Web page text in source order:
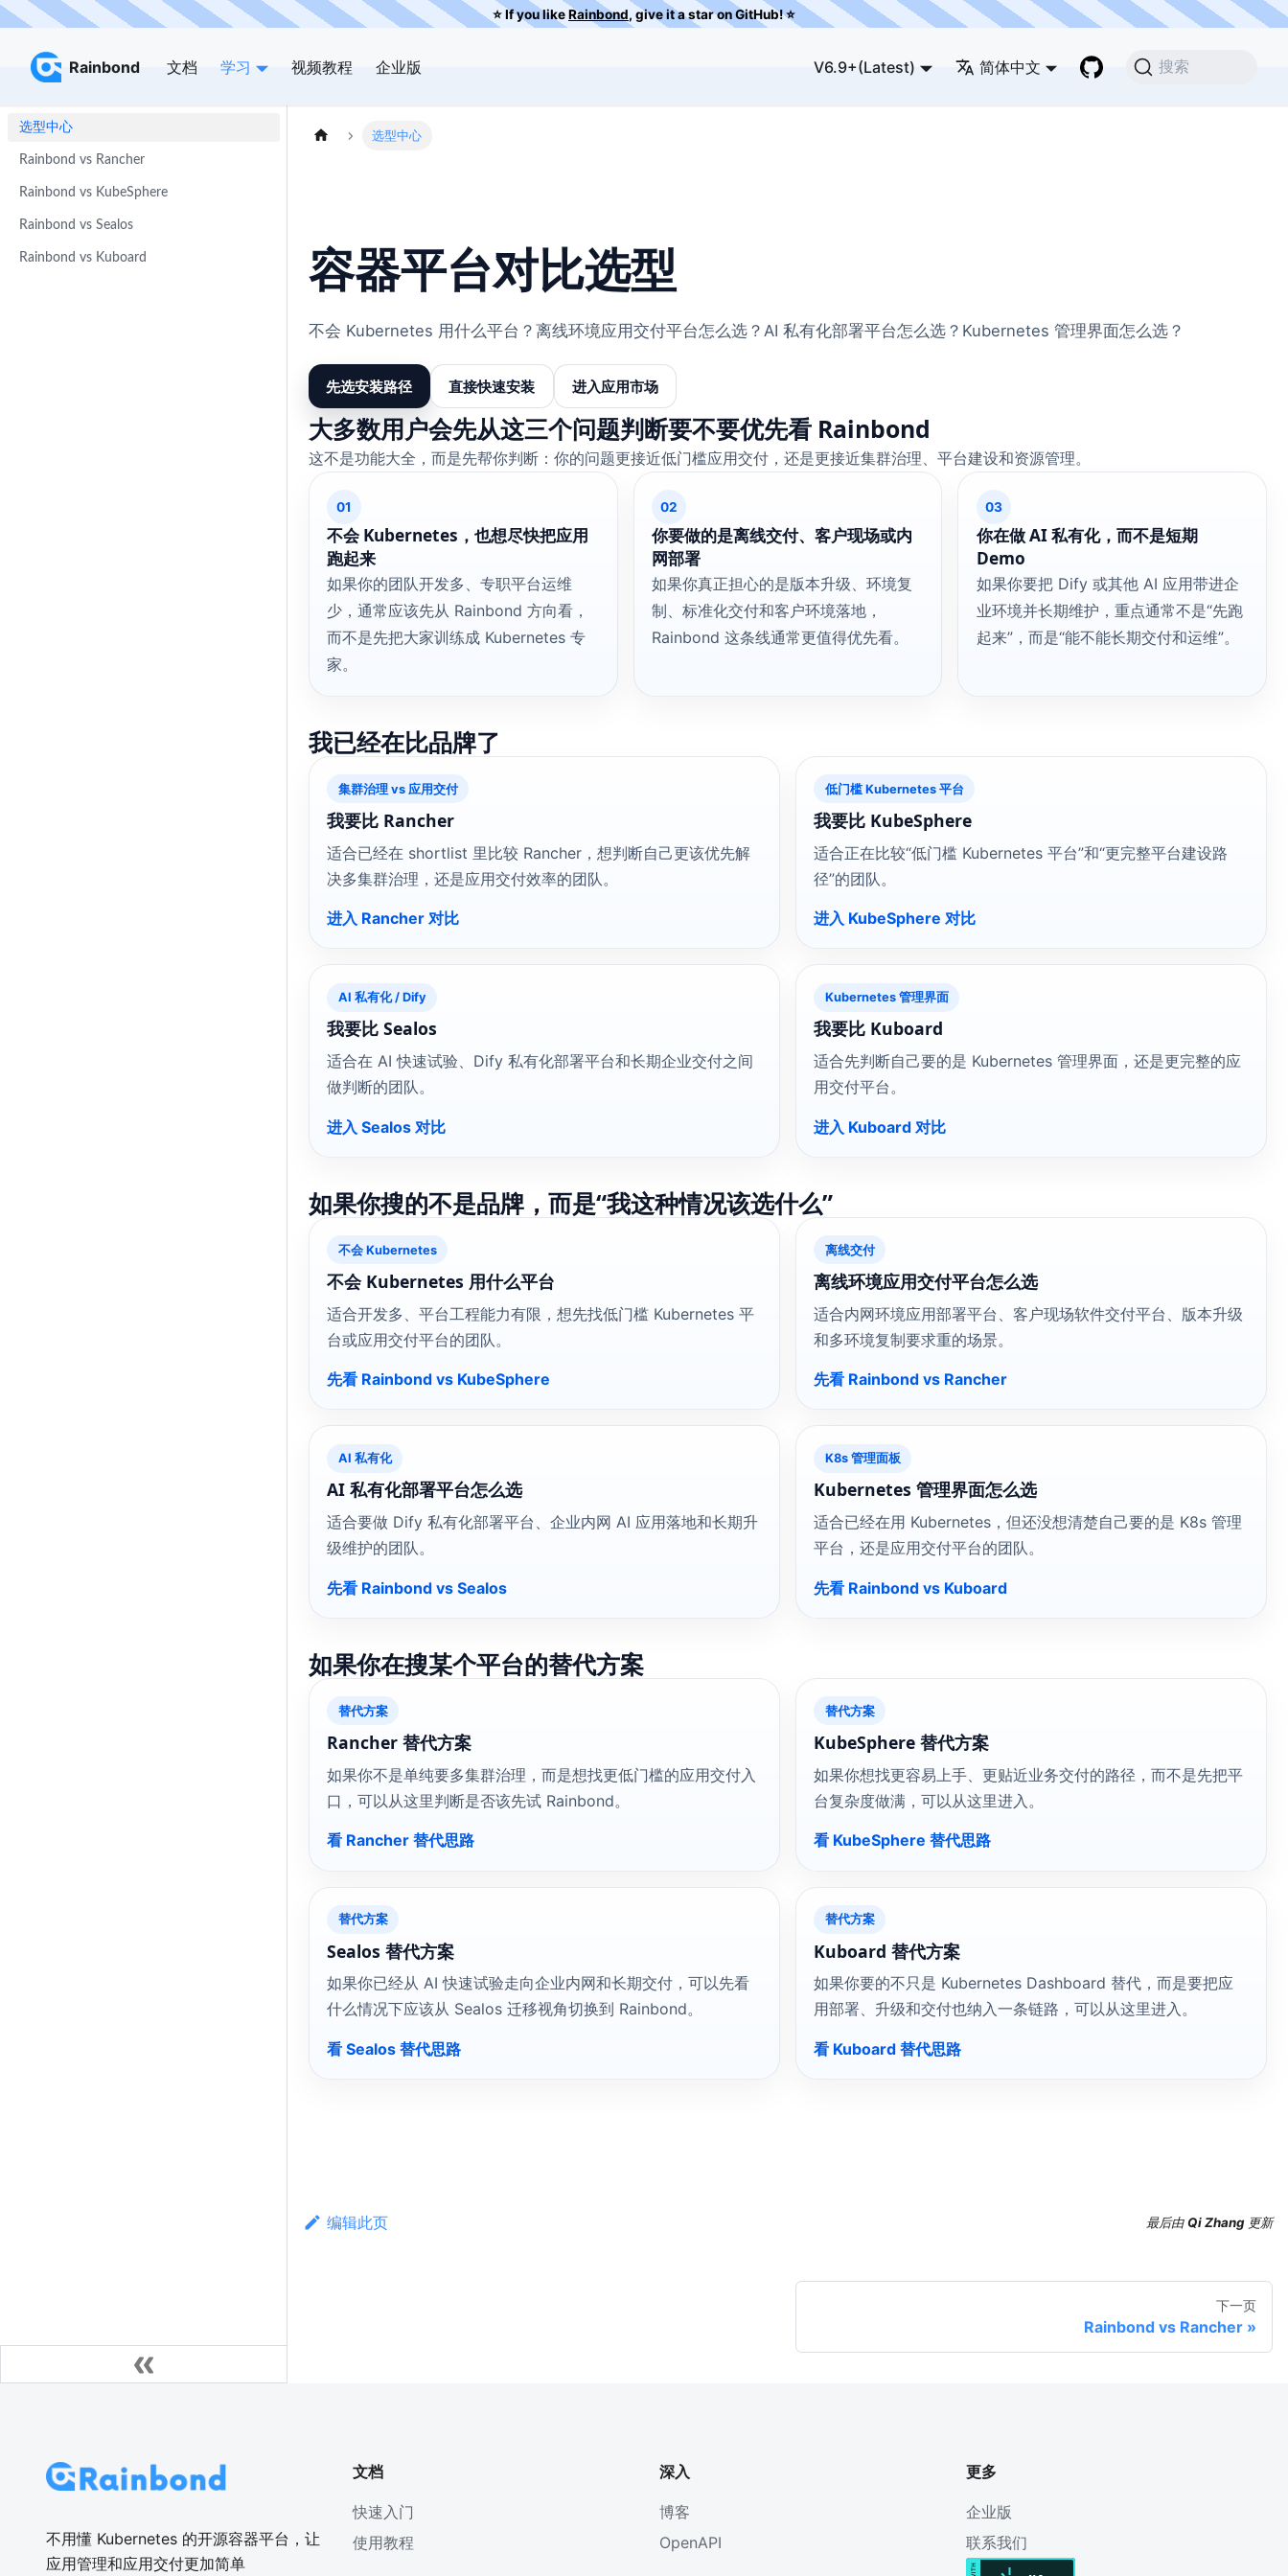
⭐️ If you likeRainbond, give it a star on GitHub! ⭐️
Rainbond 文档 学习 视频教程 企业版 V6.9+(Latest) 简体中文 搜索
Rainbond
选型中心
Rainbond vs Rancher
Rainbond vs KubeSphere
Rainbond vs Sealos
Rainbond vs Kuboard
选型中心
容器平台对比选型
不会 Kubernetes 用什么平台？离线环境应用交付平台怎么选？AI 私有化部署平台怎么选？Kubernetes 管理界面怎么选？
先选安装路径 直接快速安装 进入应用市场
大多数用户会先从这三个问题判断要不要优先看 Rainbond
这不是功能大全，而是先帮你判断：你的问题更接近低门槛应用交付，还是更接近集群治理、平台建设和资源管理。
01
不会 Kubernetes，也想尽快把应用
跑起来
如果你的团队开发多、专职平台运维
少，通常应该先从 Rainbond 方向看，
而不是先把大家训练成 Kubernetes 专
家。
02
你要做的是离线交付、客户现场或内
网部署
如果你真正担心的是版本升级、环境复
制、标准化交付和客户环境落地，
Rainbond 这条线通常更值得优先看。
03
你在做 AI 私有化，而不是短期
Demo
如果你要把 Dify 或其他 AI 应用带进企
业环境并长期维护，重点通常不是“先跑
起来”，而是“能不能长期交付和运维”。
我已经在比品牌了
集群治理 vs 应用交付
我要比 Rancher
适合已经在 shortlist 里比较 Rancher，想判断自己更该优先解
决多集群治理，还是应用交付效率的团队。
进入 Rancher 对比
低门槛 Kubernetes 平台
我要比 KubeSphere
适合正在比较“低门槛 Kubernetes 平台”和“更完整平台建设路
径”的团队。
进入 KubeSphere 对比
AI 私有化 / Dify
我要比 Sealos
适合在 AI 快速试验、Dify 私有化部署平台和长期企业交付之间
做判断的团队。
进入 Sealos 对比
Kubernetes 管理界面
我要比 Kuboard
适合先判断自己要的是 Kubernetes 管理界面，还是更完整的应
用交付平台。
进入 Kuboard 对比
如果你搜的不是品牌，而是“我这种情况该选什么”
不会 Kubernetes
不会 Kubernetes 用什么平台
适合开发多、平台工程能力有限，想先找低门槛 Kubernetes 平
台或应用交付平台的团队。
先看 Rainbond vs KubeSphere
离线交付
离线环境应用交付平台怎么选
适合内网环境应用部署平台、客户现场软件交付平台、版本升级
和多环境复制要求重的场景。
先看 Rainbond vs Rancher
AI 私有化
AI 私有化部署平台怎么选
适合要做 Dify 私有化部署平台、企业内网 AI 应用落地和长期升
级维护的团队。
先看 Rainbond vs Sealos
K8s 管理面板
Kubernetes 管理界面怎么选
适合已经在用 Kubernetes，但还没想清楚自己要的是 K8s 管理
平台，还是应用交付平台的团队。
先看 Rainbond vs Kuboard
如果你在搜某个平台的替代方案
替代方案
Rancher 替代方案
如果你不是单纯要多集群治理，而是想找更低门槛的应用交付入
口，可以从这里判断是否该先试 Rainbond。
看 Rancher 替代思路
替代方案
KubeSphere 替代方案
如果你想找更容易上手、更贴近业务交付的路径，而不是先把平
台复杂度做满，可以从这里进入。
看 KubeSphere 替代思路
替代方案
Sealos 替代方案
如果你已经从 AI 快速试验走向企业内网和长期交付，可以先看
什么情况下应该从 Sealos 迁移视角切换到 Rainbond。
看 Sealos 替代思路
替代方案
Kuboard 替代方案
如果你要的不只是 Kubernetes Dashboard 替代，而是要把应
用部署、升级和交付也纳入一条链路，可以从这里进入。
看 Kuboard 替代思路
编辑此页 最后由Qi Zhang 更新
下一页
Rainbond vs Rancher
不用懂 Kubernetes 的开源容器平台，让
应用管理和应用交付更加简单
文档
快速入门
使用教程
深入
博客
OpenAPI
更多
企业版
联系我们